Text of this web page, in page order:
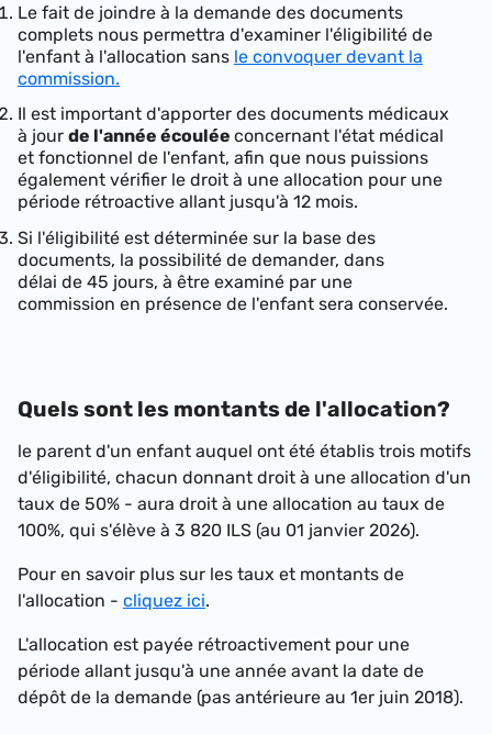
Le fait de joindre à la demande des documents
complets nous permettra d'examiner l'éligibilité de
l'enfant à l'allocation sans le convoquer devant la
commission.
Il est important d'apporter des documents médicaux
à jour de l'année écoulée concernant l'état médical
et fonctionnel de l'enfant, afin que nous puissions
également vérifier le droit à une allocation pour une
période rétroactive allant jusqu'à 12 mois.
Si l'éligibilité est déterminée sur la base des
documents, la possibilité de demander, dans
délai de 45 jours, à être examiné par une
commission en présence de l'enfant sera conservée.
Quels sont les montants de l'allocation?
le parent d'un enfant auquel ont été établis trois motifs
d'éligibilité, chacun donnant droit à une allocation d'un
taux de 50% - aura droit à une allocation au taux de
100%, qui s'élève à 3 820 ILS (au 01 janvier 2026).
Pour en savoir plus sur les taux et montants de
l'allocation - cliquez ici.
L'allocation est payée rétroactivement pour une
période allant jusqu'à une année avant la date de
dépôt de la demande (pas antérieure au 1er juin 2018).